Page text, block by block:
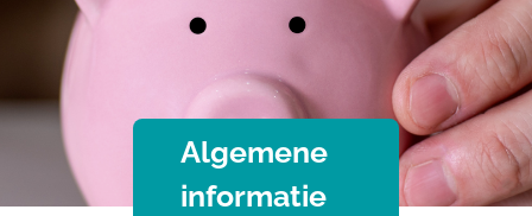
Algemene
informatie